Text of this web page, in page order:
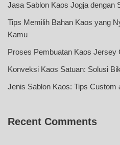
Jasa Sablon Kaos Jogja dengan
Tips Memilih Bahan Kaos yang
Kamu
Proses Pembuatan Kaos Jersey
Konveksi Kaos Satuan: Solusi
Jenis Sablon Kaos: Tips Custom
Recent Comments